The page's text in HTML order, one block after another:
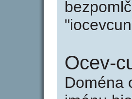
Ocev-
Doména